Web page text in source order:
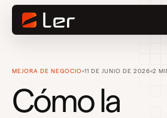
MEJORA DE NEGOCIO 11 DE JUNIO DE 2026 2
Cómo la